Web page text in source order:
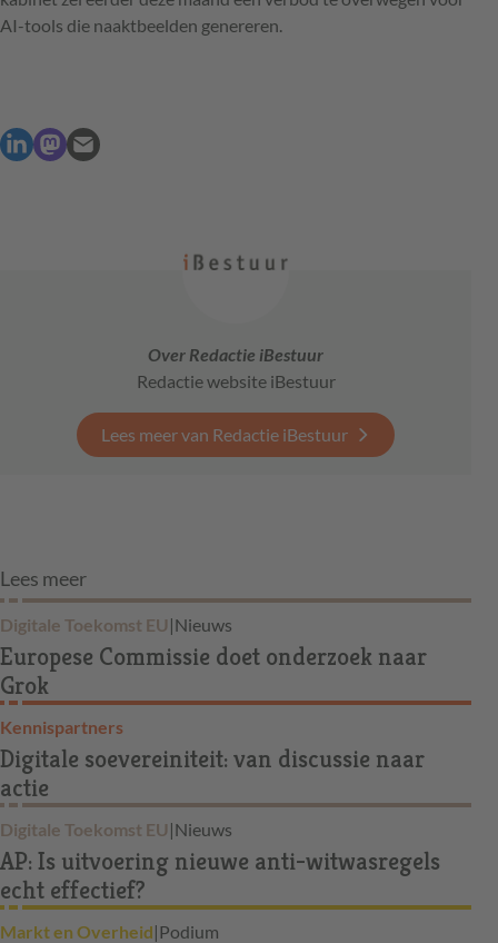
AI-tools die naaktbeelden genereren.
Over Redactie iBestuur
Redactie website iBestuur
Lees meer van Redactie iBestuur
Lees meer
Digitale Toekomst EU |Nieuws
Europese Commissie doet onderzoek naar
Grok
Kennispartners
Digitale soevereiniteit: van discussie naar
actie
Digitale Toekomst EU |Nieuws
AP: Is uitvoering nieuwe anti-witwasregels
echt effectief?
Markt en Overheid|Podium